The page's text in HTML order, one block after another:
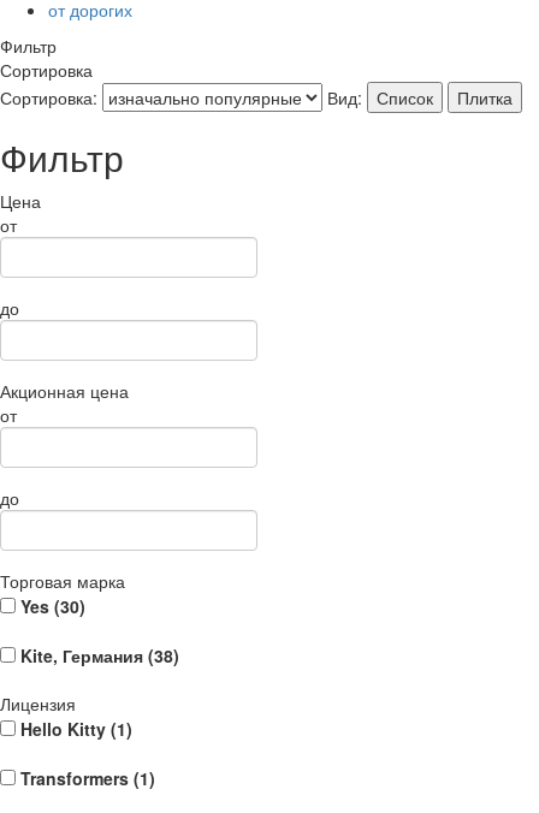
от дорогих
Фильтр
Сортировка
Сортировка:
Вид: Список Плитка
Фильтр
Цена
от
до
Акционная цена
от
до
Торговая марка
Yes (30)
Kite, Германия (38)
Лицензия
Hello Kitty (1)
Transformers (1)